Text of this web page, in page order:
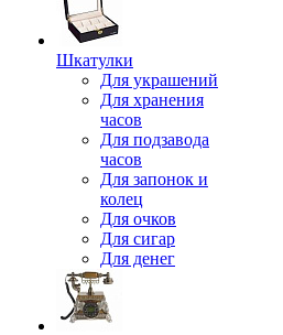
Шкатулки
Для украшений
Для хранения
часов
Для подзавода
часов
Для запонок и
колец
Для очков
Для сигар
Для денег